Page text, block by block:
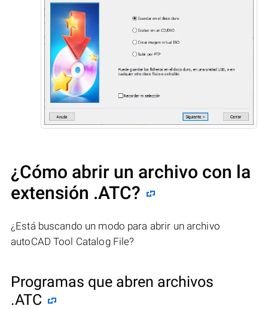
¿Cómo abrir un archivo con la
extensión .ATC?
¿Está buscando un modo para abrir un archivo
autoCAD Tool Catalog File?
Programas que abren archivos
.ATC